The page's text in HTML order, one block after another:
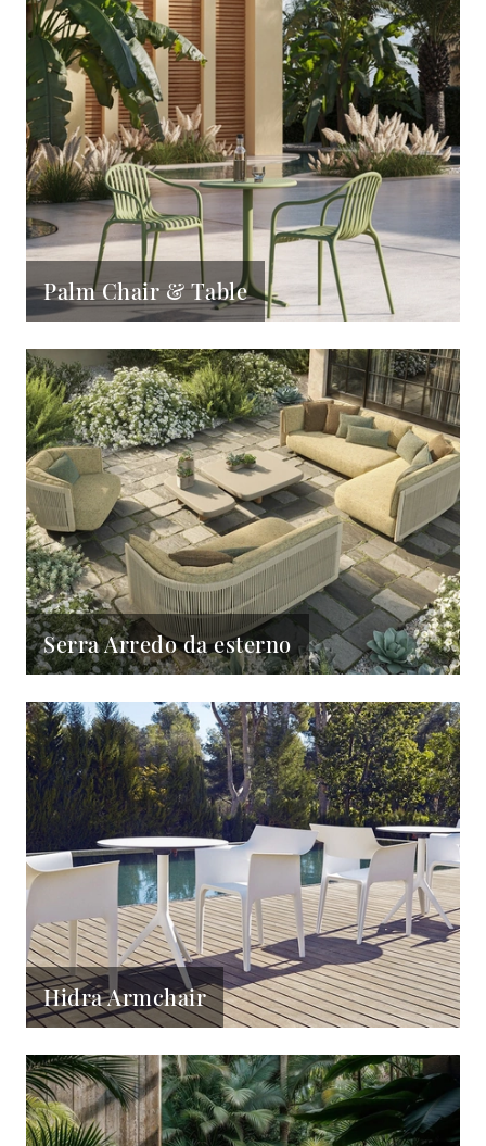
Palm Chair & Table
Serra Arredo da esterno
Hidra Armchair